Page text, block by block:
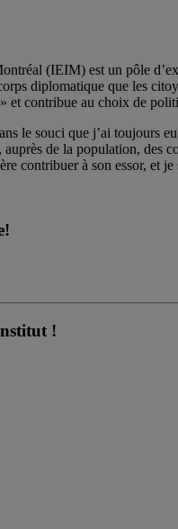
(IEIM) est un pôle
diplomatique que les
et contribue au choix de
le souci que j’ai toujours
de la population, des
contribuer à son essor, et
!